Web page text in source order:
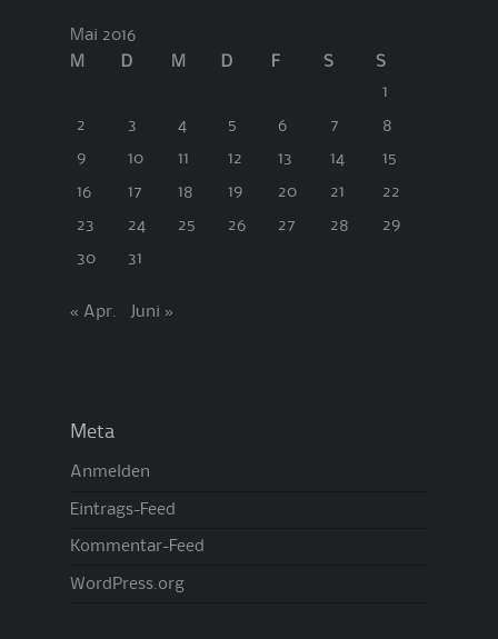
Mai 2016
M
D M D F S
S
1
2 3 4 5 6 7 8
9 10 11 12 13 14 15
16 17 18 19 20 21 22
23 24 25 26 27 28 29
30 31
« Apr. Juni »
Meta
Anmelden
Eintrags-Feed
Kommentar-Feed
WordPress.org